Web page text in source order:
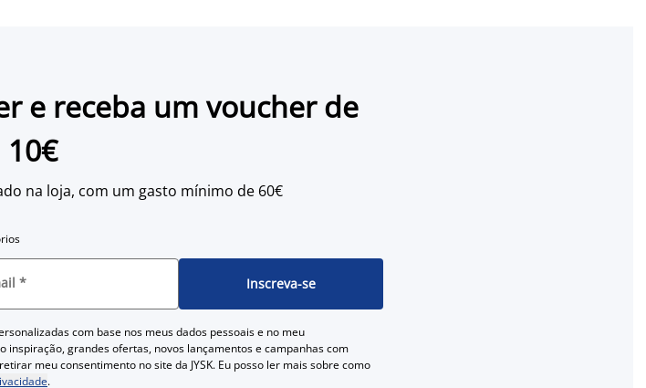
e receba um voucher de
10€
na loja, com um gasto mínimo de 60€
* Inscreva-se
com base nos meus dados pessoais e no meu
grandes ofertas, novos lançamentos e campanhas com
meu consentimento no site da JYSK. Eu posso ler mais sobre como
.